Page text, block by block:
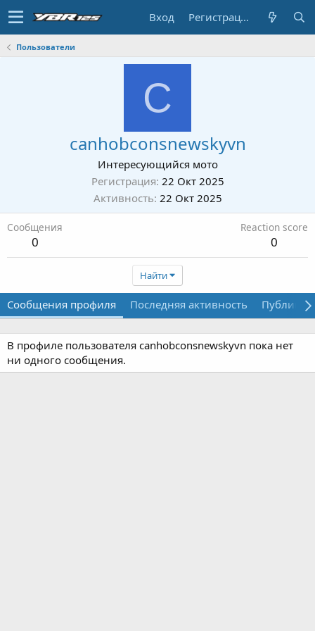
Вход Регистрация
Пользователи
C
canhobconsnewskyvn
Интересующийся мото
Регистрация 22 Окт 2025
Активность 22 Окт 2025
Сообщения
0
Reaction score
0
Найти
Сообщения профиля Последняя активность
В профиле пользователя canhobconsnewskyvn пока нет
ни одного сообщения.